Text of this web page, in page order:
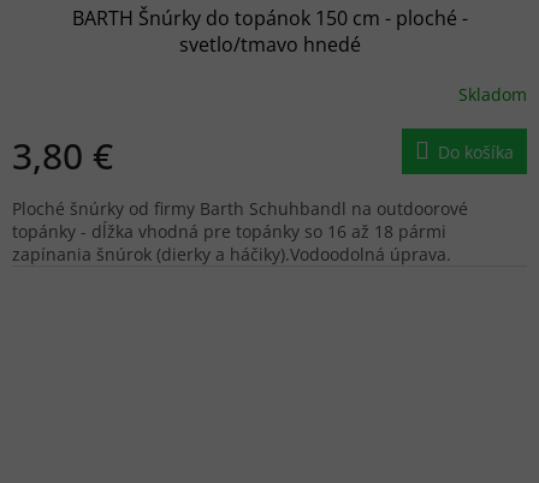
BARTH Šnúrky do topánok 150 cm - ploché -
svetlo/tmavo hnedé
Skladom
3,80 € Do košíka
Ploché šnúrky od firmy Barth Schuhbandl na outdoorové
topánky - dĺžka vhodná pre topánky so 16 až 18 pármi
zapínania šnúrok (dierky a háčiky).Vodoodolná úprava.